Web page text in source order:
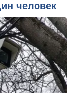
человек